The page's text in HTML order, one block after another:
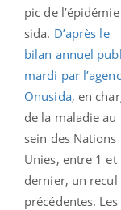
pic de
sida. D’après le
bilan annuel
mardi par
Onusida, en
de la maladie au
sein des Nations
Unies, entre 1 et
dernier, un
précédentes.